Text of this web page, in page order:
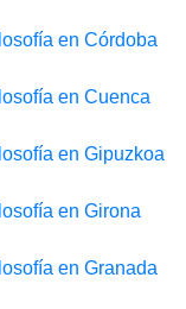
en Córdoba
en Cuenca
en Gipuzkoa
en Girona
en Granada